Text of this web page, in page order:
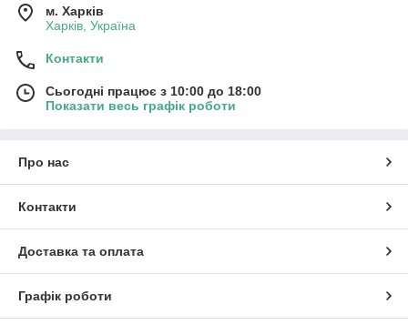
м. Харків
Харків, Україна
Контакти
Сьогодні працює з 10:00 до 18:00
Показати весь графік роботи
Про нас
Контакти
Доставка та оплата
Графік роботи